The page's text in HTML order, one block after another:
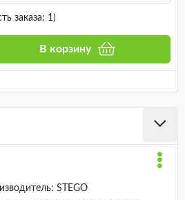
заказа: 1)
В корзину
STEGO